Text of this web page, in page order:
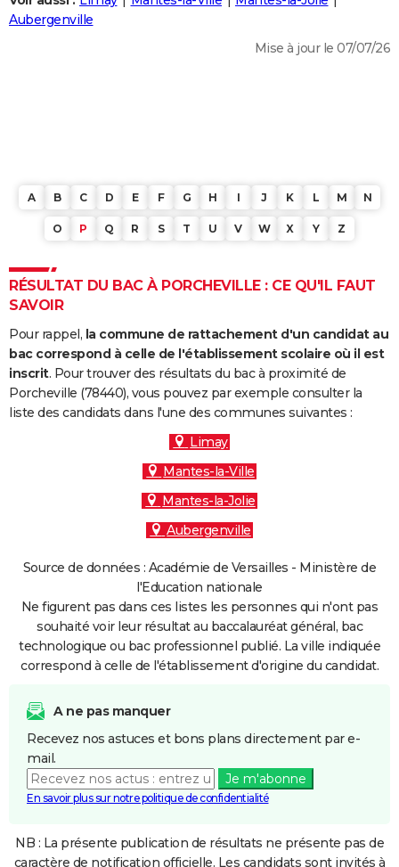
Destinations
City break
Voyage nature
Voyage de noces
Forum
Climat
+
PHOTO
Dictionnaire
Biographies
Citations
Expressions
Proverbes
PROGRAMME TV
COPAINS D'AVANT
S'inscrire
Se connecter
Lycées
Collèges
Primaires
Universités
Entreprises
Service militaire
Avis de recherche
AVIS DE DÉCÈS
FORUM
Bricolage
Lifestyle
Culture
Sport
Auto
Television
Voyage
Cinema
Aubergenville
Mise à jour le 07/07/26
A B C D E F G H I J K L M N
O P Q R S T U V W X Y Z
RÉSULTAT DU BAC À PORCHEVILLE : CE QU'IL FAUT
SAVOIR
Pour rappel, la commune de rattachement d'un candidat au
bac correspond à celle de l'établissement scolaire où il est
inscrit. Pour trouver des résultats du bac à proximité de
Porcheville (78440), vous pouvez par exemple consulter la
liste des candidats dans l'une des communes suivantes :
Limay
Mantes-la-Ville
Mantes-la-Jolie
Aubergenville
Source de données : Académie de Versailles - Ministère de
l'Education nationale
Ne figurent pas dans ces listes les personnes qui n'ont pas
souhaité voir leur résultat au baccalauréat général, bac
technologique ou bac professionnel publié. La ville indiquée
correspond à celle de l'établissement d'origine du candidat.
A ne pas manquer
Recevez nos astuces et bons plans directement par e-
mail.
Je m'abonne
En savoir plus sur notre politique de confidentialité
NB : La présente publication de résultats ne présente pas de
caractère de notification officielle. Les candidats sont invités à